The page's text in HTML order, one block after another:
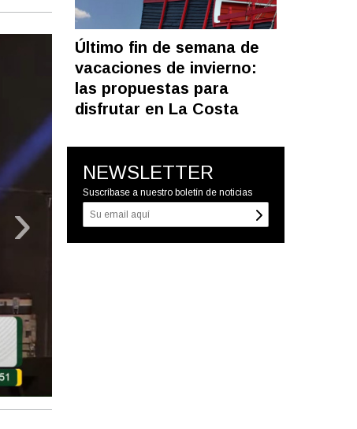
›
Último fin de semana de
vacaciones de invierno:
las propuestas para
disfrutar en La Costa
NEWSLETTER
Suscríbase a nuestro boletín de noticias